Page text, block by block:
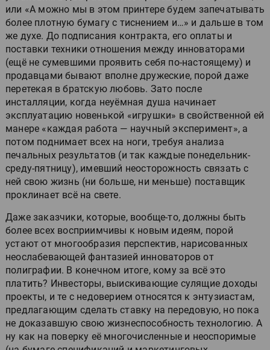
или «А можно мы в этом принтере будем запечатывать
более плотную бумагу с тиснением и…» и дальше в том
же духе. До подписания контракта, его оплаты и
поставки техники отношения между инноваторами
(ещё не сумевшими проявить себя по-настоящему) и
продавцами бывают вполне дружеские, порой даже
перетекая в братскую любовь. Зато после
инсталляции, когда неуёмная душа начинает
эксплуатацию новенькой «игрушки» в свойственной ей
манере «каждая работа — научный эксперимент», а
потом поднимает всех на ноги, требуя анализа
печальных результатов (и так каждые понедельник-
среду-пятницу), имевший неосторожность связать с
ней свою жизнь (ни больше, ни меньше) поставщик
проклинает всё на свете.
Даже заказчики, которые, вообще-то, должны быть
более всех восприимчивы к новым идеям, порой
устают от многообразия перспектив, нарисованных
неослабевающей фантазией инноваторов от
полиграфии. В конечном итоге, кому за всё это
платить? Инвесторы, выискивающие сулящие доходы
проекты, и те с недоверием относятся к энтузиастам,
предлагающим сделать ставку на передовую, но пока
не доказавшую свою жизнеспособность технологию. А
ну как на поверку её многочисленные и неоспоримые